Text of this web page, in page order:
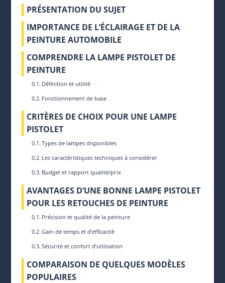
PRÉSENTATION DU SUJET
IMPORTANCE DE L’ÉCLAIRAGE ET DE LA
PEINTURE AUTOMOBILE
COMPRENDRE LA LAMPE PISTOLET DE
PEINTURE
Définition et utilité
Fonctionnement de base
CRITÈRES DE CHOIX POUR UNE LAMPE
PISTOLET
Types de lampes disponibles
Les caractéristiques techniques à considérer
Budget et rapport qualité/prix
AVANTAGES D’UNE BONNE LAMPE PISTOLET
POUR LES RETOUCHES DE PEINTURE
Précision et qualité de la peinture
Gain de temps et d’efficacité
Sécurité et confort d’utilisation
COMPARAISON DE QUELQUES MODÈLES
POPULAIRES